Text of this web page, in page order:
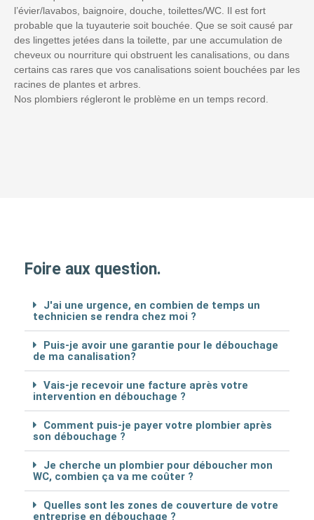
l’évier/lavabos, baignoire, douche, toilettes/WC. Il est fort
probable que la tuyauterie soit bouchée. Que se soit causé par
des lingettes jetées dans la toilette, par une accumulation de
cheveux ou nourriture qui obstruent les canalisations, ou dans
certains cas rares que vos canalisations soient bouchées par les
racines de plantes et arbres.
Nos plombiers régleront le problème en un temps record.
Foire aux question.
J'ai une urgence, en combien de temps un
technicien se rendra chez moi ?
Puis-je avoir une garantie pour le débouchage
de ma canalisation?
Vais-je recevoir une facture après votre
intervention en débouchage ?
Comment puis-je payer votre plombier après
son débouchage ?
Je cherche un plombier pour déboucher mon
WC, combien ça va me coûter ?
Quelles sont les zones de couverture de votre
entreprise en débouchage ?